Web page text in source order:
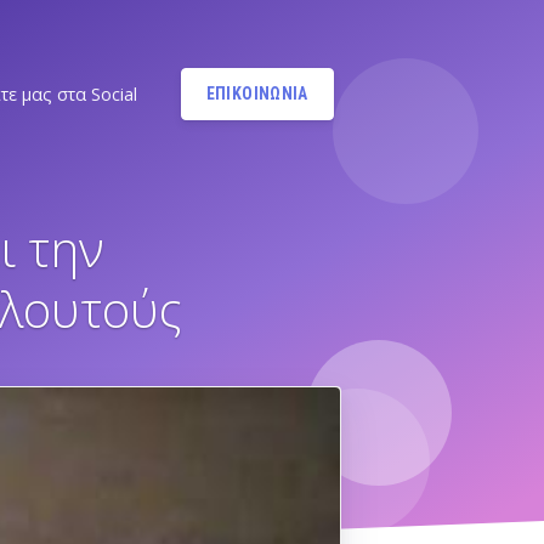
μας στα Social
Instagram
@PILATESBYMANDY
Pilates by Mandy Facebook
ΕΠΙΚΟΙΝΩΝΙΑ
την